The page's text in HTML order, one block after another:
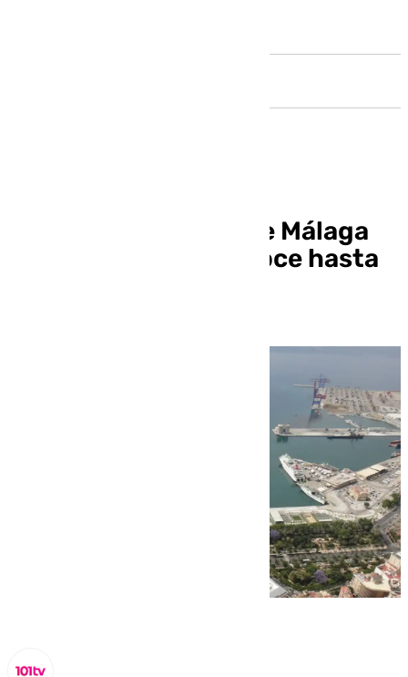
La torre del Puerto de Málaga
no será como se conoce hasta